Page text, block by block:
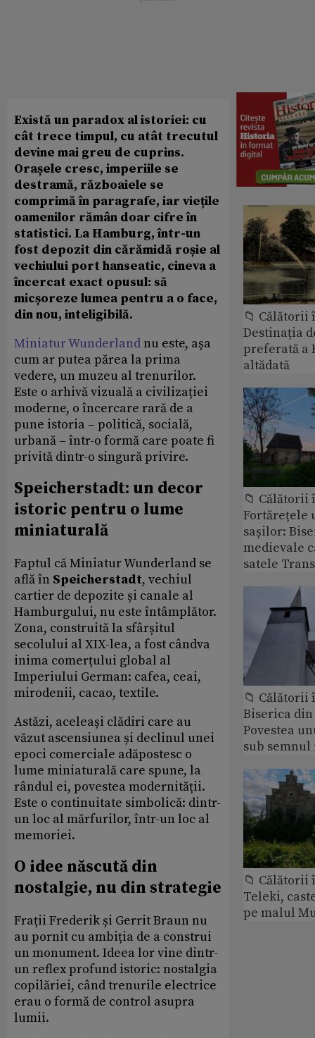
Există un paradox al istoriei: cu
cât trece timpul, cu atât trecutul
devine mai greu de cuprins.
Orașele cresc, imperiile se
destramă, războaiele se
comprimă în paragrafe, iar viețile
oamenilor rămân doar cifre în
statistici. La Hamburg, într-un
fost depozit din cărămidă roșie al
vechiului port hanseatic, cineva a
încercat exact opusul: să
micșoreze lumea pentru a o face,
din nou, inteligibilă.
Miniatur Wunderlandnu este, așa
cum ar putea părea la prima
vedere, un muzeu al trenurilor.
Este o arhivă vizuală a civilizației
moderne, o încercare rară de a
pune istoria – politică, socială,
urbană – într-o formă care poate fi
privită dintr-o singură privire.
Speicherstadt: un decor
istoric pentru o lume
miniaturală
Faptul că Miniatur Wunderland se
află în Speicherstadt, vechiul
cartier de depozite și canale al
Hamburgului, nu este întâmplător.
Zona, construită la sfârșitul
secolului al XIX-lea, a fost cândva
inima comerțului global al
Imperiului German: cafea, ceai,
mirodenii, cacao, textile.
Astăzi, aceleași clădiri care au
văzut ascensiunea și declinul unei
epoci comerciale adăpostesc o
lume miniaturală care spune, la
rândul ei, povestea modernității.
Este o continuitate simbolică: dintr-
un loc al mărfurilor, într-un loc al
memoriei.
O idee născută din
nostalgie, nu din strategie
Frații Frederik și Gerrit Braun nu
au pornit cu ambiția de a construi
un monument. Ideea lor vine dintr-
un reflex profund istoric: nostalgia
copilăriei, când trenurile electrice
erau o formă de control asupra
lumii.
📁 Călătorii
Destinația
preferată a
altădată
📁 Călătorii
Fortărețele
sașilor:
medievale
satele
📁 Călătorii
Biserica din
Povestea
sub
📁 Călătorii
Teleki,
pe malul